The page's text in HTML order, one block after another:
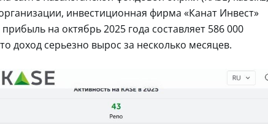
инвестиционная фирма «Канат Инвест»
на октябрь 2025 года составляет 586 000
доход серьезно вырос за несколько месяцев.